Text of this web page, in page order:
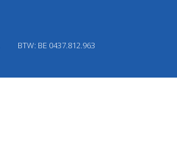
BTW: BE 0437.812.963